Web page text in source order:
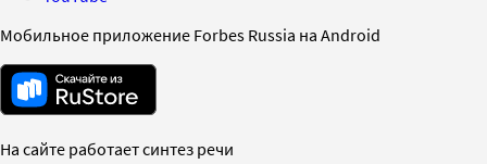
Мобильное приложение Forbes Russia на Android
На сайте работает синтез речи